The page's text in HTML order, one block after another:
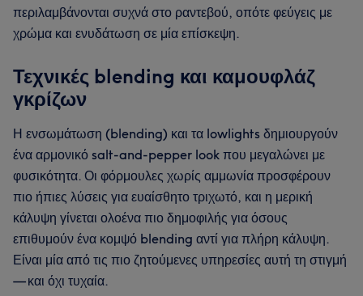
περιλαμβάνονται συχνά στο ραντεβού, οπότε φεύγεις με
χρώμα και ενυδάτωση σε μία επίσκεψη.
Τεχνικές blending και καμουφλάζ
γκρίζων
Η ενσωμάτωση (blending) και τα lowlights δημιουργούν
ένα αρμονικό salt-and-pepper look που μεγαλώνει με
φυσικότητα. Οι φόρμουλες χωρίς αμμωνία προσφέρουν
πιο ήπιες λύσεις για ευαίσθητο τριχωτό, και η μερική
κάλυψη γίνεται ολοένα πιο δημοφιλής για όσους
επιθυμούν ένα κομψό blending αντί για πλήρη κάλυψη.
Είναι μία από τις πιο ζητούμενες υπηρεσίες αυτή τη στιγμή
— και όχι τυχαία.